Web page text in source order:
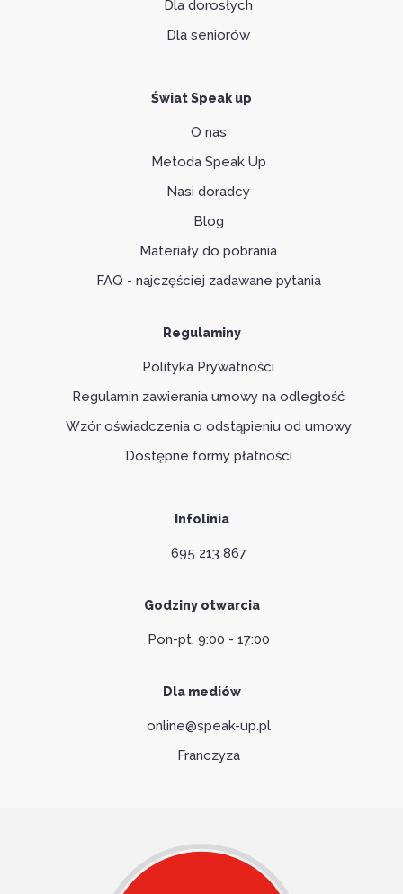
Dla dorosłych
Dla seniorów
Świat Speak up
O nas
Metoda Speak Up
Nasi doradcy
Blog
Materiały do pobrania
FAQ - najczęściej zadawane pytania
Regulaminy
Polityka Prywatności
Regulamin zawierania umowy na odległość
Wzór oświadczenia o odstąpieniu od umowy
Dostępne formy płatności
Infolinia
695 213 867
Godziny otwarcia
Pon-pt. 9:00 - 17:00
Dla mediów
online@speak-up.pl
Franczyza